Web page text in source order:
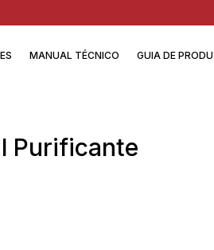
MANUAL TÉCNICO GUIA DE
Purificante